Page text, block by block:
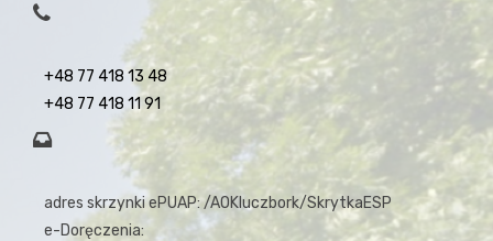
+48 77 418 13 48
+48 77 418 11 91
adres skrzynki ePUAP: /AOKluczbork/SkrytkaESP
e-Doręczenia: